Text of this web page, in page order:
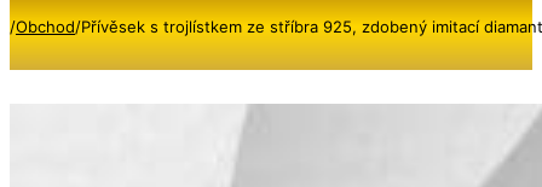
/Obchod/Přívěsek s trojlístkem ze stříbra 925, zdobený imitací